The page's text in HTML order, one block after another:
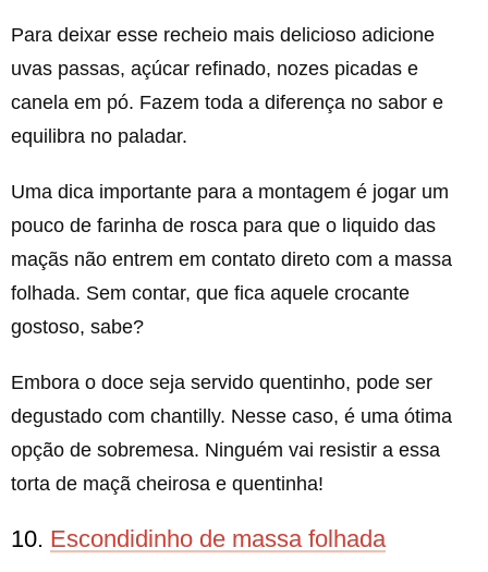
Para deixar esse recheio mais delicioso adicione
uvas passas, açúcar refinado, nozes picadas e
canela em pó. Fazem toda a diferença no sabor e
equilibra no paladar.
Uma dica importante para a montagem é jogar um
pouco de farinha de rosca para que o liquido das
maçãs não entrem em contato direto com a massa
folhada. Sem contar, que fica aquele crocante
gostoso, sabe?
Embora o doce seja servido quentinho, pode ser
degustado com chantilly. Nesse caso, é uma ótima
opção de sobremesa. Ninguém vai resistir a essa
torta de maçã cheirosa e quentinha!
10. Escondidinho de massa folhada